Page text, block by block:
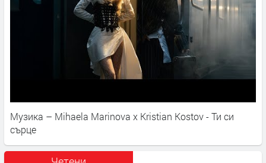
Музика – Mihaela Marinova x Kristian Kostov - Ти си
сърце